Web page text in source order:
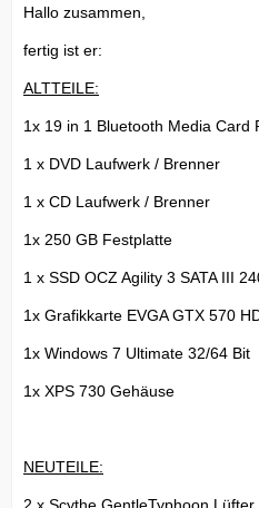
Hallo zusammen,
fertig ist er:
ALTTEILE:
1x 19 in 1 Bluetooth Media Card
1 x DVD Laufwerk / Brenner
1 x CD Laufwerk / Brenner
1x 250 GB Festplatte
1 x SSD OCZ Agility 3 SATA III
1x Grafikkarte EVGA GTX 570
1x Windows 7 Ultimate 32/64 Bit
1x XPS 730 Gehäuse
NEUTEILE: